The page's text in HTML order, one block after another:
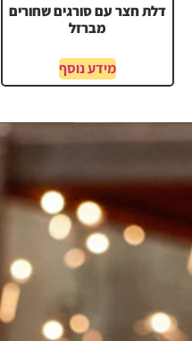
דלת חצר עם סורגים שחורים
מברזל
מידע נוסף